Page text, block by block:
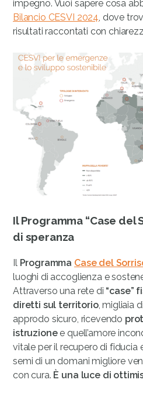
impegno. Vuoi sapere cosa
Bilancio CESVI 2024 , dove
risultati raccontati con
Il Programma “Case del
di speranza
Il Programma Case del
luoghi di accoglienza e
Attraverso una rete di “case”
diretti sul territorio, migliaia
approdo sicuro, ricevendo
istruzionee quell’amore
vitale per il recupero di fiducia
semi di un domani migliore
con cura. È una luce di